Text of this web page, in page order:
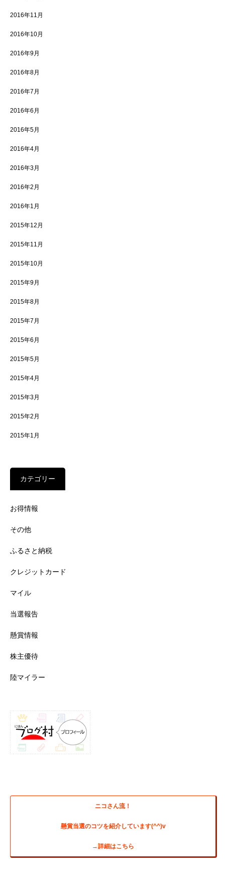
2016年11月
2016年10月
2016年9月
2016年8月
2016年7月
2016年6月
2016年5月
2016年4月
2016年3月
2016年2月
2016年1月
2015年12月
2015年11月
2015年10月
2015年9月
2015年8月
2015年7月
2015年6月
2015年5月
2015年4月
2015年3月
2015年2月
2015年1月
カテゴリー
お得情報
その他
ふるさと納税
クレジットカード
マイル
当選報告
懸賞情報
株主優待
陸マイラー
ニコさん流！
懸賞当選のコツを紹介しています(^^)v
→詳細はこちら